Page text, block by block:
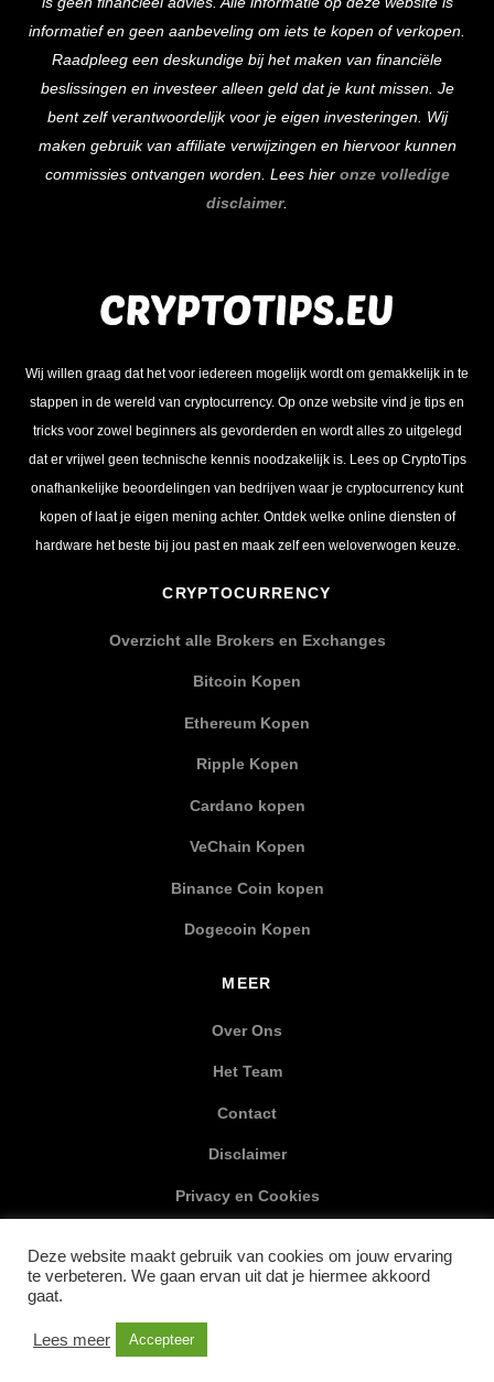
Top
informatief en geen aanbeveling om iets te kopen of verkopen.
Raadpleeg een deskundige bij het maken van financiële
beslissingen en investeer alleen geld dat je kunt missen. Je
bent zelf verantwoordelijk voor je eigen investeringen. Wij
maken gebruik van affiliate verwijzingen en hiervoor kunnen
commissies ontvangen worden. Lees hier onze volledige
disclaimer.
Wij willen graag dat het voor iedereen mogelijk wordt om gemakkelijk in te
stappen in de wereld van cryptocurrency. Op onze website vind je tips en
tricks voor zowel beginners als gevorderden en wordt alles zo uitgelegd
dat er vrijwel geen technische kennis noodzakelijk is. Lees op CryptoTips
onafhankelijke beoordelingen van bedrijven waar je cryptocurrency kunt
kopen of laat je eigen mening achter. Ontdek welke online diensten of
hardware het beste bij jou past en maak zelf een weloverwogen keuze.
CRYPTOCURRENCY
Overzicht alle Brokers en Exchanges
Bitcoin Kopen
Ethereum Kopen
Ripple Kopen
Cardano kopen
VeChain Kopen
Binance Coin kopen
Dogecoin Kopen
MEER
Over Ons
Het Team
Contact
Disclaimer
Privacy en Cookies
SOCIAL MEDIA
Deze website maakt gebruik van cookies om jouw ervaring
te verbeteren. We gaan ervan uit dat je hiermee akkoord
gaat.
Lees meer Accepteer